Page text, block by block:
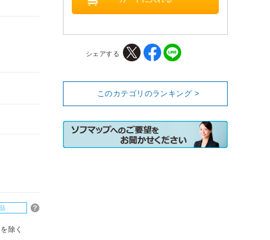
除く
シェアする
このカテゴリのランキング >